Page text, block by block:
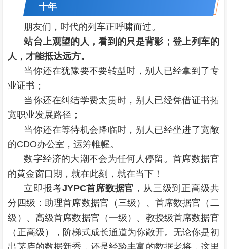
十年
朋友们，时代的列车正呼啸而过。
站台上观望的人，看到的只是背影；登上列车的
人，才能抵达远方。
当你还在犹豫要不要转型时，别人已经拿到了专
业证书；
当你还在纠结学费太贵时，别人已经凭借证书拓
宽职业发展路径；
当你还在等待机会降临时，别人已经坐进了宽敞
的CDO办公室，运筹帷幄。
数字经济的大潮不会为任何人停留。首席数据官
的黄金窗口期，就在此刻，就在当下！
立即报考JYPC首席数据官 ，从三级到正高级共
分四级：助理首席数据官（三级）、首席数据官（二
级）、高级首席数据官（一级）、教授级首席数据官
（正高级），阶梯式成长通道为你敞开。无论你是初